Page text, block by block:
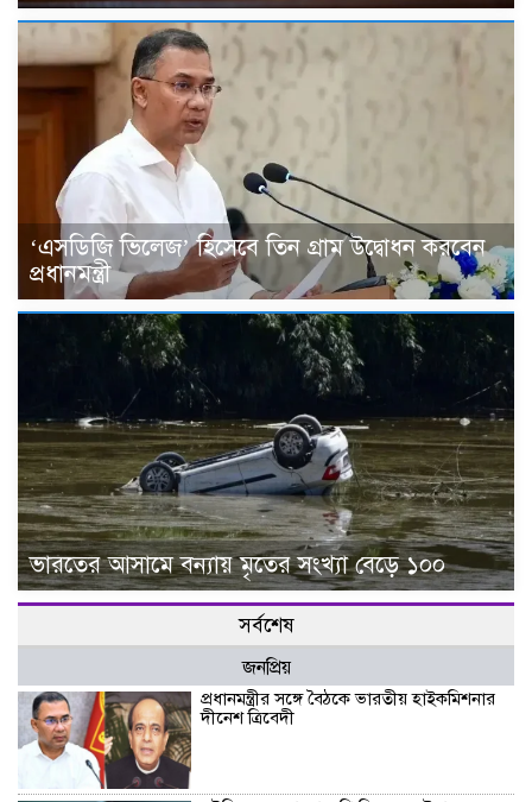
‘এসডিজি ভিলেজ’ হিসেবে তিন গ্রাম উদ্বোধন করবেন
প্রধানমন্ত্রী
ভারতের আসামে বন্যায় মৃতের সংখ্যা বেড়ে ১০০
সর্বশেষ
জনপ্রিয়
প্রধানমন্ত্রীর সঙ্গে বৈঠকে ভারতীয় হাইকমিশনার
দীনেশ ত্রিবেদী